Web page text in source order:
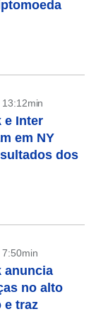
e Inter
em NY
dos
7:50min
anuncia
no alto
e traz